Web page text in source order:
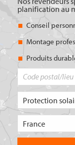
planification au
Conseil
Montage
Produits